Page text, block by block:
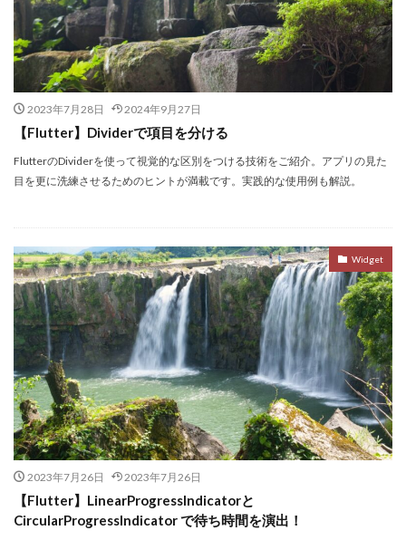
2023年7月28日 2024年9月27日
【Flutter】Dividerで項目を分ける
FlutterのDividerを使って視覚的な区別をつける技術をご紹介。アプリの見た
目を更に洗練させるためのヒントが満載です。実践的な使用例も解説。
Widget
2023年7月26日 2023年7月26日
【Flutter】LinearProgressIndicatorと
CircularProgressIndicator で待ち時間を演出！